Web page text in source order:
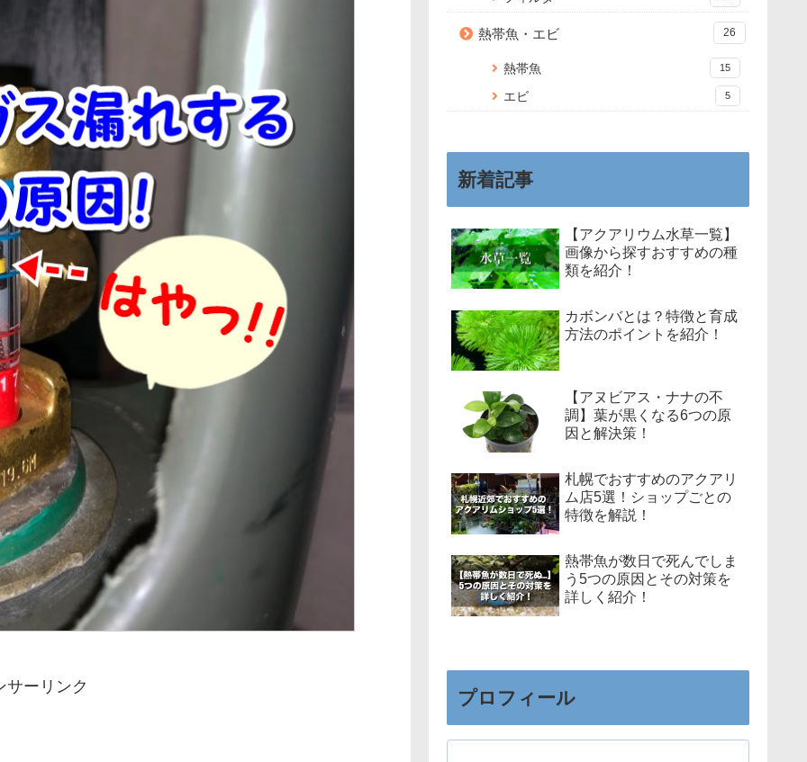
サーリンク
熱帯魚・エビ 26
熱帯魚 15
エビ 5
新着記事
【アクアリウム水草一覧】
画像から探すおすすめの種
類を紹介！
カボンバとは？特徴と育成
方法のポイントを紹介！
【アヌビアス・ナナの不
調】葉が黒くなる6つの原
因と解決策！
札幌でおすすめのアクアリ
ム店5選！ショップごとの
特徴を解説！
熱帯魚が数日で死んでしま
う5つの原因とその対策を
詳しく紹介！
プロフィール